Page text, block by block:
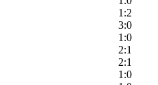
1:2
3:0
1:0
2:1
2:1
1:0